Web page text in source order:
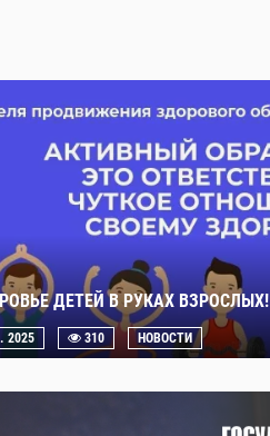
ДЕТЕЙ В РУКАХ ВЗРОСЛЫХ!
2025 310 НОВОСТИ